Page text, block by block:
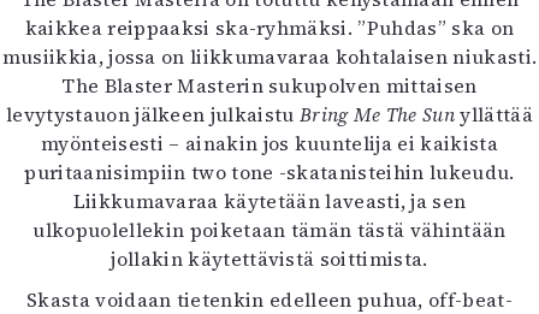
kaikkea reippaaksi ska-ryhmäksi. ”Puhdas” ska on
musiikkia, jossa on liikkumavaraa kohtalaisen niukasti.
The Blaster Masterin sukupolven mittaisen
levytystauon jälkeen julkaistu Bring Me The Sunyllättää
myönteisesti – ainakin jos kuuntelija ei kaikista
puritaanisimpiin two tone -skatanisteihin lukeudu.
Liikkumavaraa käytetään laveasti, ja sen
ulkopuolellekin poiketaan tämän tästä vähintään
jollakin käytettävistä soittimista.
Skasta voidaan tietenkin edelleen puhua, off-beat-